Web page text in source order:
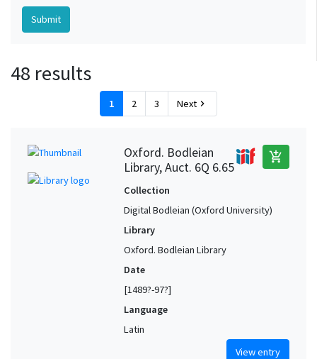
48 results
1 2 3 Next chevron_right
Oxford. Bodleian
Library, Auct. 6Q 6.65
add_shopping_cart
Collection
Digital Bodleian (Oxford University)
Library
Oxford. Bodleian Library
Date
[1489?-97?]
Language
Latin
View entry